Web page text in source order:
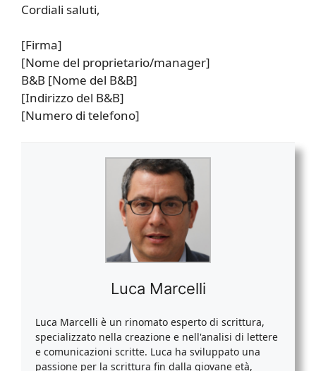
Cordiali saluti,
[Firma]
[Nome del proprietario/manager]
B&B [Nome del B&B]
[Indirizzo del B&B]
[Numero di telefono]
Luca Marcelli
Luca Marcelli è un rinomato esperto di scrittura,
specializzato nella creazione e nell'analisi di lettere
e comunicazioni scritte. Luca ha sviluppato una
passione per la scrittura fin dalla giovane età,